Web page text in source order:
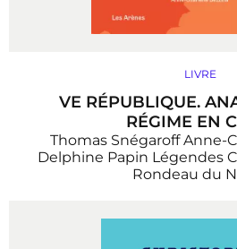
LIVRE
VE RÉPUBLIQUE.
RÉGIME EN
Thomas Snégaroff Anne-
Delphine Papin Légendes
Rondeau du